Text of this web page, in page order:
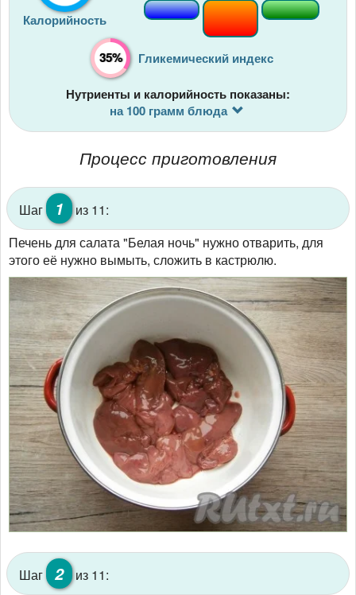
Калорийность
35% Гликемический индекс
Нутриенты и калорийность показаны:
на 100 грамм блюда
Процесс приготовления
Шаг 1
из 11:
Печень для салата "Белая ночь" нужно отварить, для
этого её нужно вымыть, сложить в кастрюлю.
Шаг 2 из 11: